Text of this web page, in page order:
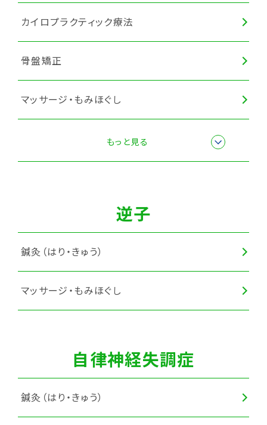
カイロプラクティック療法
骨盤矯正
マッサージ・もみほぐし
もっと見る
逆子
鍼灸（はり・きゅう）
マッサージ・もみほぐし
自律神経失調症
鍼灸（はり・きゅう）